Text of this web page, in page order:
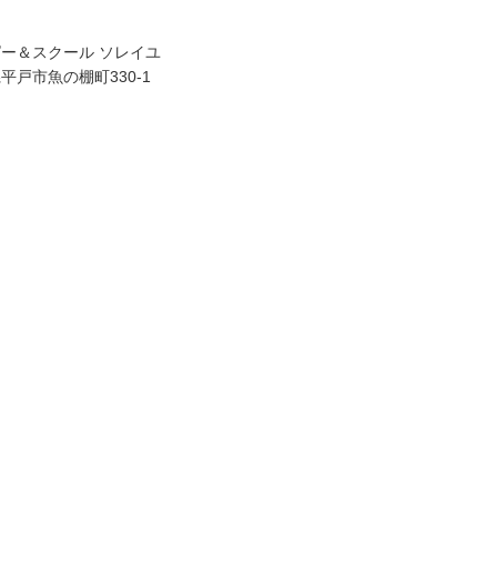
＆スクール ソレイユ
戸市魚の棚町330-1